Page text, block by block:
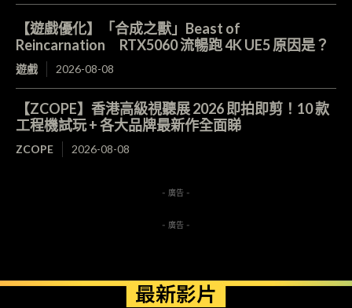
【遊戲優化】「合成之獸」Beast of
Reincarnation RTX5060 流暢跑 4K UE5 原因是？
遊戲 2026-08-08
【ZCOPE】香港高級視聽展 2026 即拍即剪！10 款
工程機試玩 + 各大品牌最新作全面睇
ZCOPE 2026-08-08
- 廣告 -
- 廣告 -
最新影片